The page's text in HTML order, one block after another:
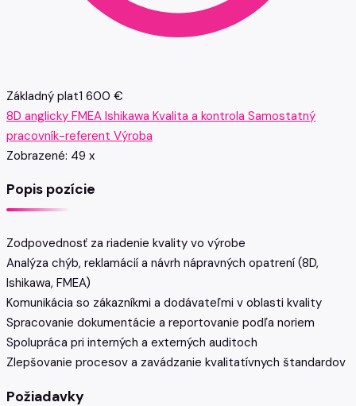
Základný plat1 600 €
8D anglicky FMEA Ishikawa Kvalita a kontrola Samostatný
pracovník-referent Výroba
Zobrazené: 49 x
Popis pozície
Zodpovednosť za riadenie kvality vo výrobe
Analýza chýb, reklamácií a návrh nápravných opatrení (8D,
Ishikawa, FMEA)
Komunikácia so zákazníkmi a dodávateľmi v oblasti kvality
Spracovanie dokumentácie a reportovanie podľa noriem
Spolupráca pri interných a externých auditoch
Zlepšovanie procesov a zavádzanie kvalitatívnych štandardov
Požiadavky